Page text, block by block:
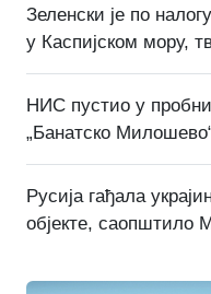
Зеленски је по
у Каспијском мору,
НИС пустио у
„Банатско
Русија гађала
објекте, саопштило